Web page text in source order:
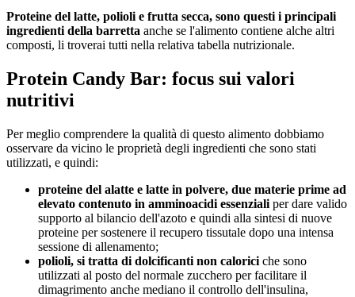
Proteine del latte, polioli e frutta secca, sono questi i principali
ingredienti della barretta anche se l'alimento contiene alche altri
composti, li troverai tutti nella relativa tabella nutrizionale.
Protein Candy Bar: focus sui valori
nutritivi
Per meglio comprendere la qualità di questo alimento dobbiamo
osservare da vicino le proprietà degli ingredienti che sono stati
utilizzati, e quindi:
proteine del alatte e latte in polvere, due materie prime ad
elevato contenuto in amminoacidi essenziali per dare valido
supporto al bilancio dell'azoto e quindi alla sintesi di nuove
proteine per sostenere il recupero tissutale dopo una intensa
sessione di allenamento;
polioli, si tratta di dolcificanti non calorici che sono
utilizzati al posto del normale zucchero per facilitare il
dimagrimento anche mediano il controllo dell'insulina,